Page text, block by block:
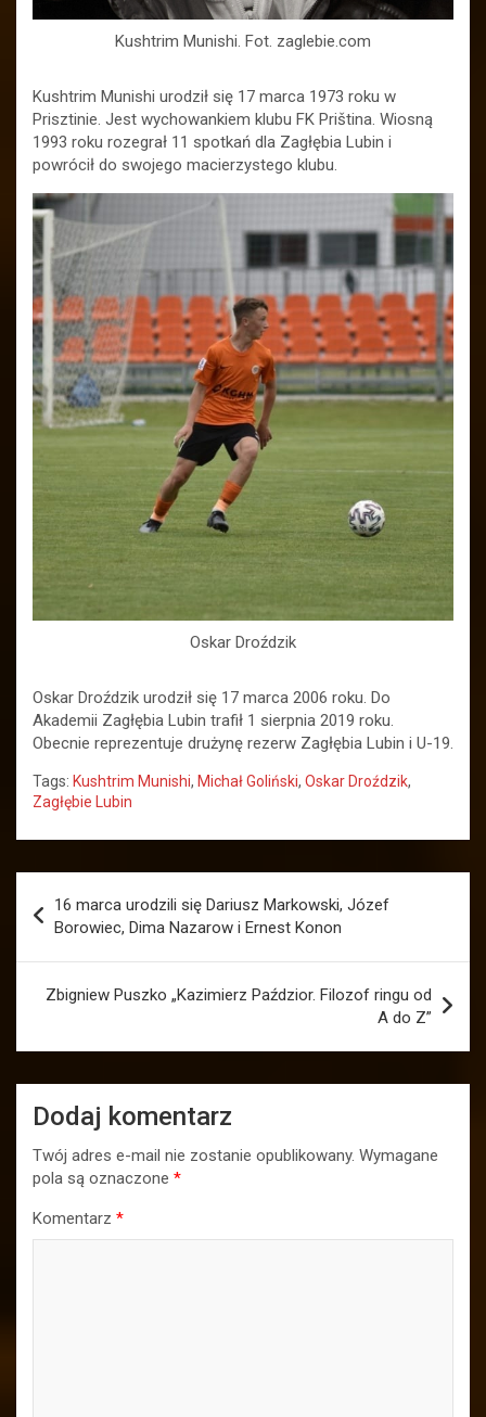
Kushtrim Munishi. Fot. zaglebie.com
Kushtrim Munishi urodził się 17 marca 1973 roku w
Prisztinie. Jest wychowankiem klubu FK Priština. Wiosną
1993 roku rozegrał 11 spotkań dla Zagłębia Lubin i
powrócił do swojego macierzystego klubu.
Oskar Droździk
Oskar Droździk urodził się 17 marca 2006 roku. Do
Akademii Zagłębia Lubin trafił 1 sierpnia 2019 roku.
Obecnie reprezentuje drużynę rezerw Zagłębia Lubin i U-19.
Tags: Kushtrim Munishi, Michał Goliński, Oskar Droździk,
Zagłębie Lubin
wpisu
16 marca urodzili się Dariusz Markowski, Józef
Borowiec, Dima Nazarow i Ernest Konon
Zbigniew Puszko „Kazimierz Paździor. Filozof ringu od
A do Z”
Dodaj komentarz
Twój adres e-mail nie zostanie opublikowany. Wymagane
pola są oznaczone *
Komentarz *